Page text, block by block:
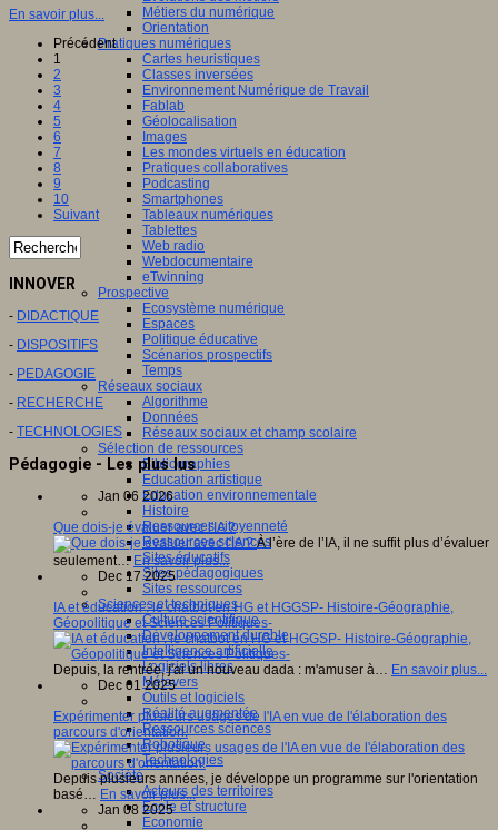
Métiers du numérique
Orientation
Pratiques numériques
Cartes heuristiques
Classes inversées
Environnement Numérique de Travail
Fablab
Géolocalisation
Images
Les mondes virtuels en éducation
Pratiques collaboratives
Podcasting
Smartphones
Tableaux numériques
Tablettes
Web radio
Webdocumentaire
eTwinning
Prospective
Ecosystème numérique
Espaces
Politique éducative
Scénarios prospectifs
Temps
Réseaux sociaux
Algorithme
Données
Réseaux sociaux et champ scolaire
Sélection de ressources
Bibliographies
Education artistique
Education environnementale
Histoire
Ressources citoyenneté
Ressources sciences
Sites éducatifs
Sites pédagogiques
Sites ressources
Sciences et techniques
Culture scientifique
Développement durable
Intelligence artificielle
Logiciels libres
Métavers
Outils et logiciels
Réalité augmentée
Ressources sciences
Robotique
Technologies
Société
Acteurs des territoires
Ecole et structure
Economie
En savoir plus...
Précédent
1
2
3
4
5
6
7
8
9
10
Suivant
INNOVER
- DIDACTIQUE
- DISPOSITIFS
- PEDAGOGIE
- RECHERCHE
- TECHNOLOGIES
Pédagogie - Les plus lus
Jan 06 2026
Que dois-je évaluer avec l'IA ?
À l’ère de l’IA, il ne suffit plus d’évaluer
seulement… En savoir plus...
Dec 17 2025
IA et éducation : le chatbot en HG et HGGSP- Histoire-Géographie,
Géopolitique et Sciences Politiques-
Depuis, la rentrée, j'ai un nouveau dada : m'amuser à… En savoir plus...
Dec 01 2025
Expérimenter plusieurs usages de l'IA en vue de l'élaboration des
parcours d'orientation.
Depuis plusieurs années, je développe un programme sur l'orientation
basé… En savoir plus...
Jan 08 2025